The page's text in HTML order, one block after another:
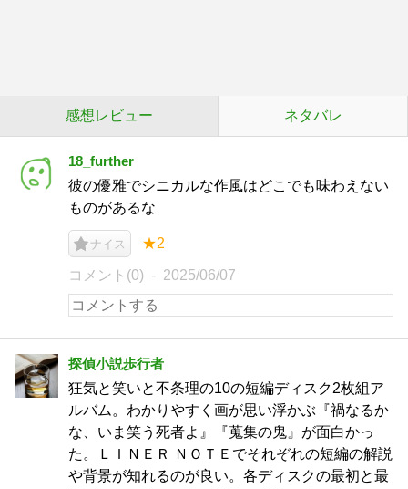
感想レビュー ネタバレ
18_further
彼の優雅でシニカルな作風はどこでも味わえない
ものがあるな
ナイス ★2
コメント(0) 2025/06/07
探偵小説歩行者
狂気と笑いと不条理の10の短編ディスク2枚組ア
ルバム。わかりやすく画が思い浮かぶ『禍なるか
な、いま笑う死者よ』『蒐集の鬼』が面白かっ
た。ＬＩＮＥＲ ＮＯＴＥでそれぞれの短編の解説
や背景が知れるのが良い。各ディスクの最初と最